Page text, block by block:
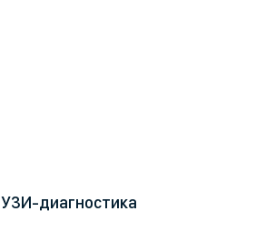
УЗИ-диагностика